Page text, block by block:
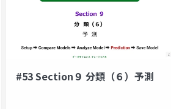
#53 Section９ 分類（６）予測